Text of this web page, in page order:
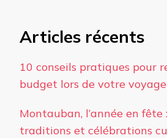
Articles récents
10 conseils pratiques pour
budget lors de votre
Montauban, l’année en fête
traditions et célébrations